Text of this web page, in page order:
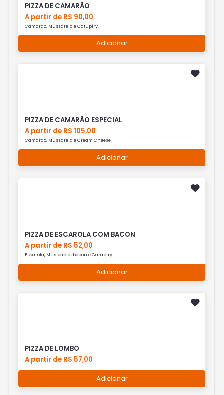
PIZZA DE CAMARÃO
A partir de R$ 90,00
Camarão, Mussarela e Catupiry.
Adicionar
PIZZA DE CAMARÃO ESPECIAL
A partir de R$ 105,00
Camarão, Mussarela e Cream Cheese.
Adicionar
PIZZA DE ESCAROLA COM BACON
A partir de R$ 52,00
Escarola, Mussarela, bacon e Catupiry
Adicionar
PIZZA DE LOMBO
A partir de R$ 57,00
Adicionar